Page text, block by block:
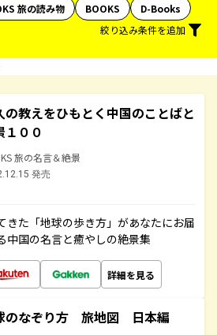
旅の読み物 BOOKS
D-Books
絞り込み条件を追加
の教えをひもとく中国のことばと
１００
旅の名言＆絶景
発売
きた「地球の歩き方」があなたにお届
中国の名言と癒やしの絶景集
詳細を見る
のなぞり方 旅地図 日本編